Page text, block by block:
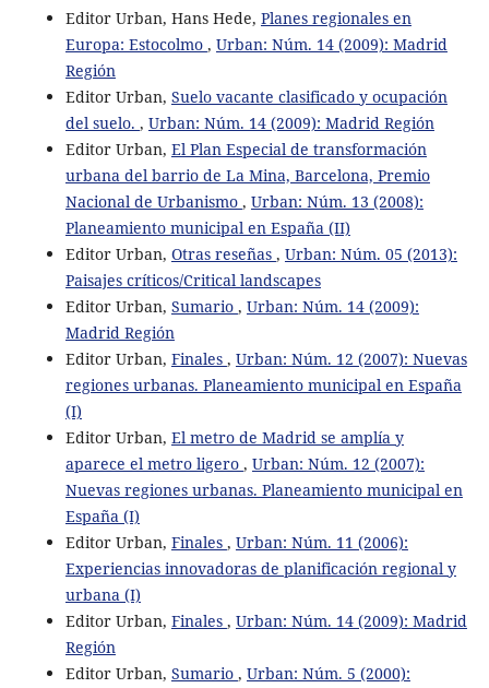
Editor Urban, Hans Hede, Planes regionales en
Europa: Estocolmo , Urban: Núm. 14 (2009): Madrid
Región
Editor Urban, Suelo vacante clasificado y ocupación
del suelo. , Urban: Núm. 14 (2009): Madrid Región
Editor Urban, El Plan Especial de transformación
urbana del barrio de La Mina, Barcelona, Premio
Nacional de Urbanismo , Urban: Núm. 13 (2008):
Planeamiento municipal en España (II)
Editor Urban, Otras reseñas , Urban: Núm. 05 (2013):
Paisajes críticos/Critical landscapes
Editor Urban, Sumario , Urban: Núm. 14 (2009):
Madrid Región
Editor Urban, Finales , Urban: Núm. 12 (2007): Nuevas
regiones urbanas. Planeamiento municipal en España
(I)
Editor Urban, El metro de Madrid se amplía y
aparece el metro ligero , Urban: Núm. 12 (2007):
Nuevas regiones urbanas. Planeamiento municipal en
España (I)
Editor Urban, Finales , Urban: Núm. 11 (2006):
Experiencias innovadoras de planificación regional y
urbana (I)
Editor Urban, Finales , Urban: Núm. 14 (2009): Madrid
Región
Editor Urban, Sumario , Urban: Núm. 5 (2000):